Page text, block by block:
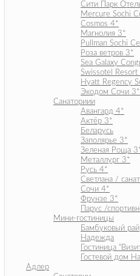
Сити Парк
Mercure Sochi
Cosmos 4*
Магнолия 3*
Pullman Sochi
Роза ветров 3*
Sea Galaxy
Swissotel
Hyatt Regency
Экодом Сочи 3*
Санаториии
Авангард 4*
Актёр 3*
Беларусь
Заполярье 3*
Зеленая Роща
Металлург 3*
Русь 4*
Светлана /
Сочи 4*
Фрунзе 3*
Парус /
Мини-гостиницы
Бамбуковый рай
Надежда
Гостиница
Гостевой дом
Адлер